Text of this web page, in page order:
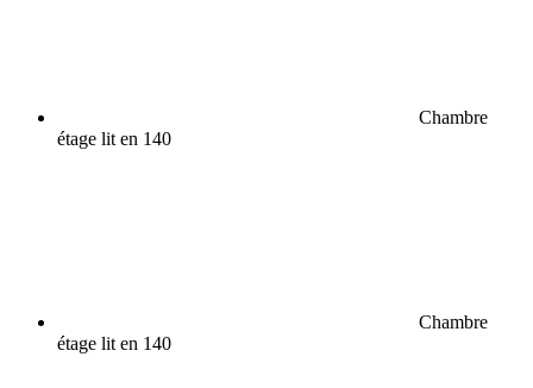
Chambre
étage lit en 140
Chambre
étage lit en 140